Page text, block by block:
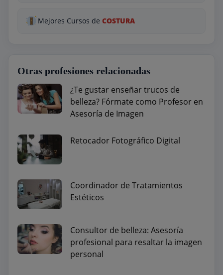
Mejores Cursos de COSTURA
Otras profesiones relacionadas
¿Te gustar enseñar trucos de
belleza? Fórmate como Profesor en
Asesoría de Imagen
Retocador Fotográfico Digital
Coordinador de Tratamientos
Estéticos
Consultor de belleza: Asesoría
profesional para resaltar la imagen
personal